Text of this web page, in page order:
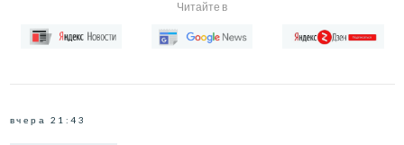
Читайте в
вчера 21:43